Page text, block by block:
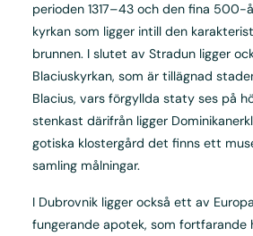
perioden 1317–43 och den fina 500-
kyrkan som ligger intill den
brunnen. I slutet av Stradun ligger
Blaciuskyrkan, som är tillägnad
Blacius, vars förgyllda staty ses på
stenkast därifrån ligger
gotiska klostergård det finns ett
samling målningar.
I Dubrovnik ligger också ett av
fungerande apotek, som fortfarande